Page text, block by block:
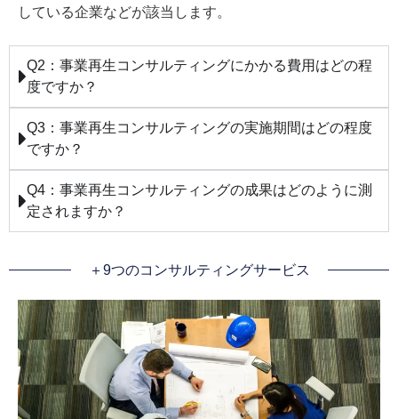
している企業などが該当します。
Q2：事業再生コンサルティングにかかる費用はどの程
度ですか？
Q3：事業再生コンサルティングの実施期間はどの程度
ですか？
Q4：事業再生コンサルティングの成果はどのように測
定されますか？
＋9つのコンサルティングサービス